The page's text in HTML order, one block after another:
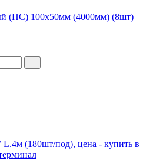
(ПС) 100x50мм (4000мм) (8шт)
(180шт/под), цена - купить в